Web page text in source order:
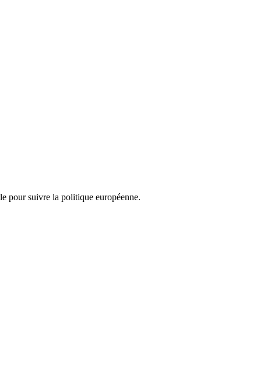
pour suivre la politique européenne.